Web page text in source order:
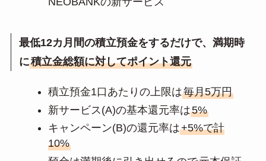
最低12カ月間の積立預金をするだけで、満期時
に積立金総額に対してポイント還元
積立預金1口あたりの上限は毎月5万円
新サービス(A)の基本還元率は5%
キャンペーン(B)の還元率は+5%で計
10%